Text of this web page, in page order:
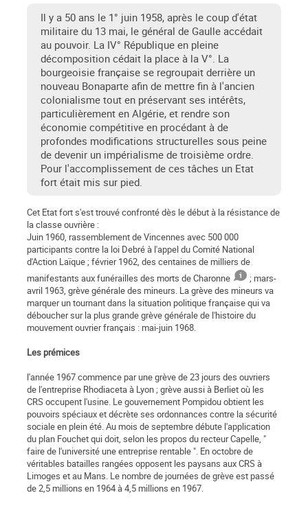
Il y a 50 ans le 1° juin 1958, après le coup d'état
militaire du 13 mai, le général de Gaulle accédait
au pouvoir. La IV° République en pleine
décomposition cédait la place à la V°. La
bourgeoisie française se regroupait derrière un
nouveau Bonaparte afin de mettre fin à l'ancien
colonialisme tout en préservant ses intérêts,
particulièrement en Algérie, et rendre son
économie compétitive en procédant à de
profondes modifications structurelles sous peine
de devenir un impérialisme de troisième ordre.
Pour l'accomplissement de ces tâches un Etat
fort était mis sur pied.
Cet Etat fort s'est trouvé confronté dès le début à la résistance de
la classe ouvrière :
Juin 1960, rassemblement de Vincennes avec 500 000
participants contre la loi Debré à l'appel du Comité National
d'Action Laïque ; février 1962, des centaines de milliers de
manifestants aux funérailles des morts de Charonne
; mars-
avril 1963, grève générale des mineurs. La grève des mineurs va
marquer un tournant dans la situation politique française qui va
déboucher sur la plus grande grève générale de l'histoire du
mouvement ouvrier français : mai-juin 1968.
Les prémices
l'année 1967 commence par une grève de 23 jours des ouvriers
de l'entreprise Rhodiaceta à Lyon ; grève aussi à Berliet où les
CRS occupent l'usine. Le gouvernement Pompidou obtient les
pouvoirs spéciaux et décrète ses ordonnances contre la sécurité
sociale en plein été. Au mois de septembre débute l'application
du plan Fouchet qui doit, selon les propos du recteur Capelle, "
faire de l'université une entreprise rentable ". En octobre de
véritables batailles rangées opposent les paysans aux CRS à
Limoges et au Mans. Le nombre de journées de grève est passé
de 2,5 millions en 1964 à 4,5 millions en 1967.